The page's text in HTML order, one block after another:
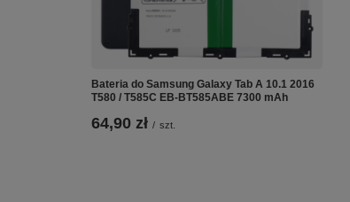
Bateria do Samsung Galaxy Tab A 10.1 2016
T580 / T585C EB-BT585ABE 7300 mAh
64,90 zł / szt.